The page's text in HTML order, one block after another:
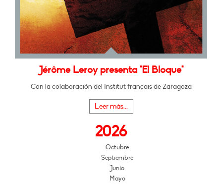
Jérôme Leroy presenta "El Bloque"
Con la colaboración del Institut français de Zaragoza
Leer más...
2026
Octubre
Septiembre
Junio
Mayo